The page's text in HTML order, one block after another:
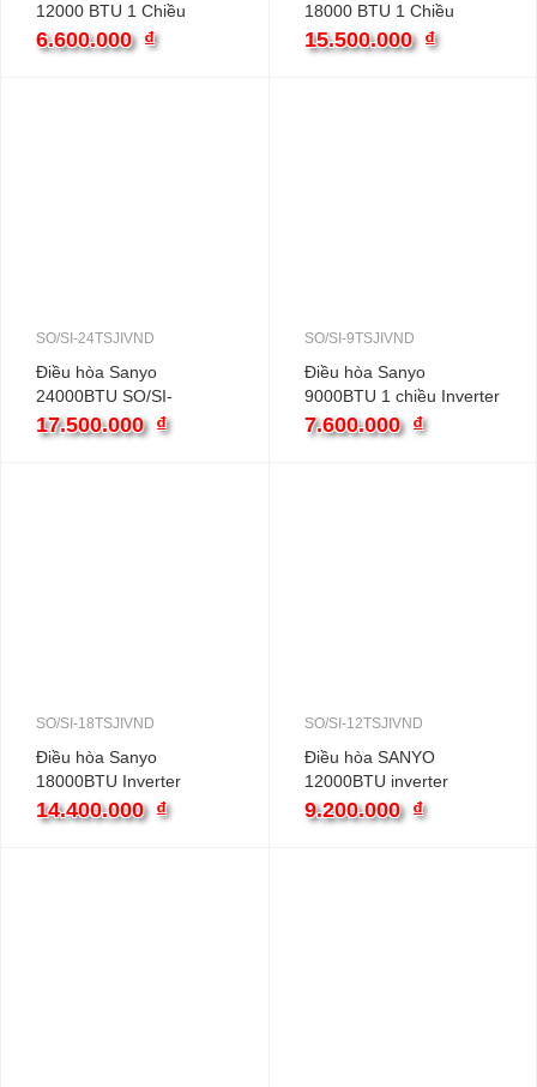
12000 BTU 1 Chiều
Inverter
6.600.000 ₫
18000 BTU 1 Chiều
Inverter
15.500.000 ₫
SO/SI-24TSJIVND
Điều hòa Sanyo
24000BTU SO/SI-
24TSJIVND
17.500.000 ₫
SO/SI-9TSJIVND
Điều hòa Sanyo
9000BTU 1 chiều Inverter
SO/SI-9TSJIVND
7.600.000 ₫
SO/SI-18TSJIVND
Điều hòa Sanyo
18000BTU Inverter
SO/SI-18TSJIVND
14.400.000 ₫
SO/SI-12TSJIVND
Điều hòa SANYO
12000BTU inverter
SO/SI-12TSJIVND
9.200.000 ₫